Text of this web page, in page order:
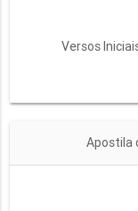
Versos
Apostila